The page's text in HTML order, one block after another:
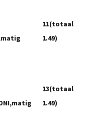
1.56
11(totaal
1.49)
13(totaal
1.49)